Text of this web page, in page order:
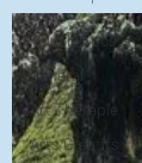
Tous les posts
Général
Art Thérapie
Arts Créatifs